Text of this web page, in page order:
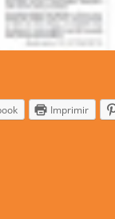
Imprimir